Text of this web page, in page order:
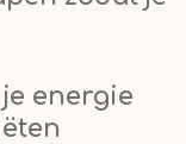
je energie